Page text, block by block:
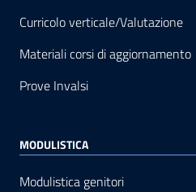
Curricolo verticale/Valutazione
Materiali corsi di aggiornamento
Prove Invalsi
MODULISTICA
Modulistica genitori